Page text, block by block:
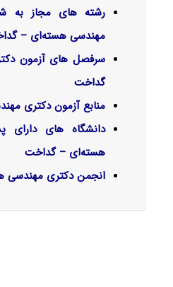
رشته های مجاز به
مهندسی هسته‌ای –
سرفصل‌ های آزمون
گداخت
منابع آزمون دکتری
دانشگاه های دارای
هسته‌ای – گداخت
انجمن دکتری مهندسی